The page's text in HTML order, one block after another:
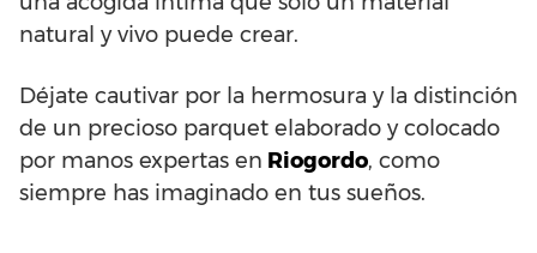
natural y vivo puede crear.
Déjate cautivar por la hermosura y la distinción
de un precioso parquet elaborado y colocado
por manos expertas en Riogordo, como
siempre has imaginado en tus sueños.